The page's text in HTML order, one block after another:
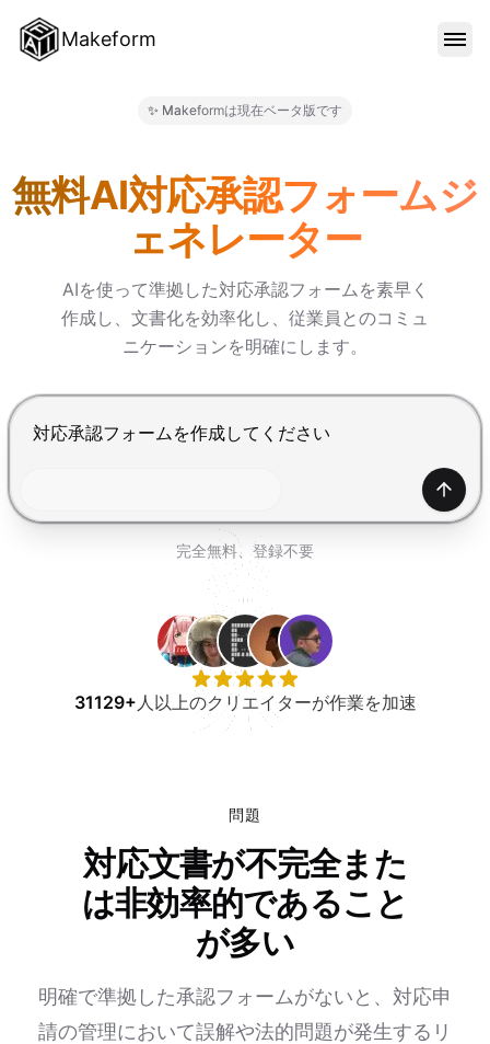
Makeform
料金
サインイン
✨ Makeformは現在ベータ版です
無料AI対応承認フォームジ
ェネレーター
AIを使って準拠した対応承認フォームを素早く
作成し、文書化を効率化し、従業員とのコミュ
ニケーションを明確にします。
Enterで送信、Shift+Enterで改行
生成
完全無料、登録不要
31129+人以上のクリエイターが作業を加速
問題
対応文書が不完全また
は非効率的であること
が多い
明確で準拠した承認フォームがないと、対応申
請の管理において誤解や法的問題が発生するリ